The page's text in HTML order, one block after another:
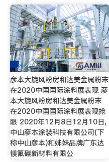
彦本大旋风粉房和达美金属粉末
在2020中国国际涂料展表现 彦
本大旋风粉房和达美金属粉末
在2020中国国际涂料展表现抢
眼 2020年12月8日12月10日,
中山彦本涂装科技有限公司(下
称中山彦本)和姊妹品牌广东达
镁氟碳新材料有限公